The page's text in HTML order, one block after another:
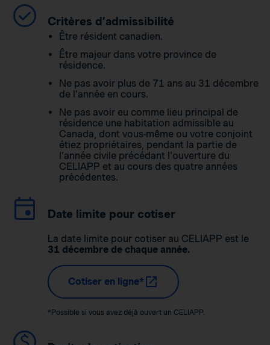
Critères d’admissibilité
Être résident canadien.
Être majeur dans votre province de
résidence.
Ne pas avoir plus de 71 ans au 31 décembre
de l’année en cours.
Ne pas avoir eu comme lieu principal de
résidence une habitation admissible au
Canada, dont vous-même ou votre conjoint
étiez propriétaires, pendant la partie de
l’année civile précédant l'ouverture du
CELIAPP et au cours des quatre années
précédentes.
Date limite pour cotiser
La date limite pour cotiser au CELIAPP est le
31 décembre de chaque année.
Cotiser en ligne*
*Possible si vous avez déjà ouvert un CELIAPP.